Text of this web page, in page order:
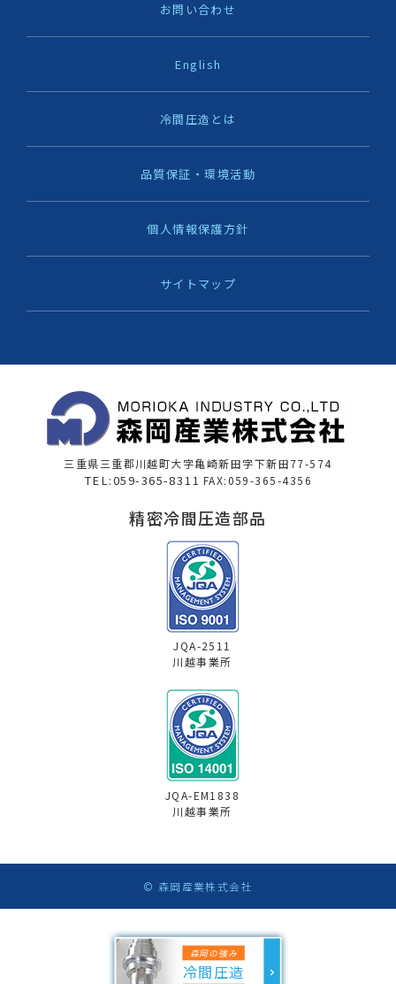
森岡の強み
冷間圧造
お問い合わせ
English
冷間圧造とは
品質保証・環境活動
個人情報保護方針
サイトマップ
三重県三重郡川越町大字亀崎新田字下新田77-574
TEL:059-365-8311 FAX:059-365-4356
精密冷間圧造部品
JQA-2511
川越事業所
JQA-EM1838
川越事業所
© 森岡産業株式会社